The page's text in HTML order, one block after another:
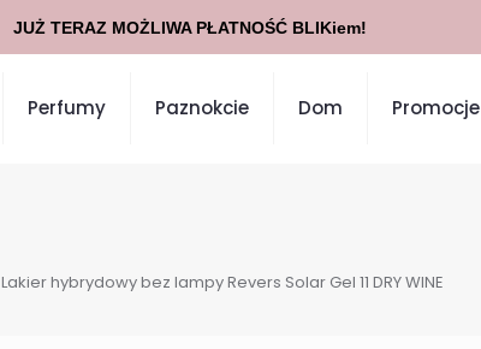
Perfumy Paznokcie Dom Promocje
Lakier hybrydowy bez lampy Revers Solar Gel 11 DRY WINE
JUŻ TERAZ MOŻLIWA PŁATNOŚĆ BLIKiem!